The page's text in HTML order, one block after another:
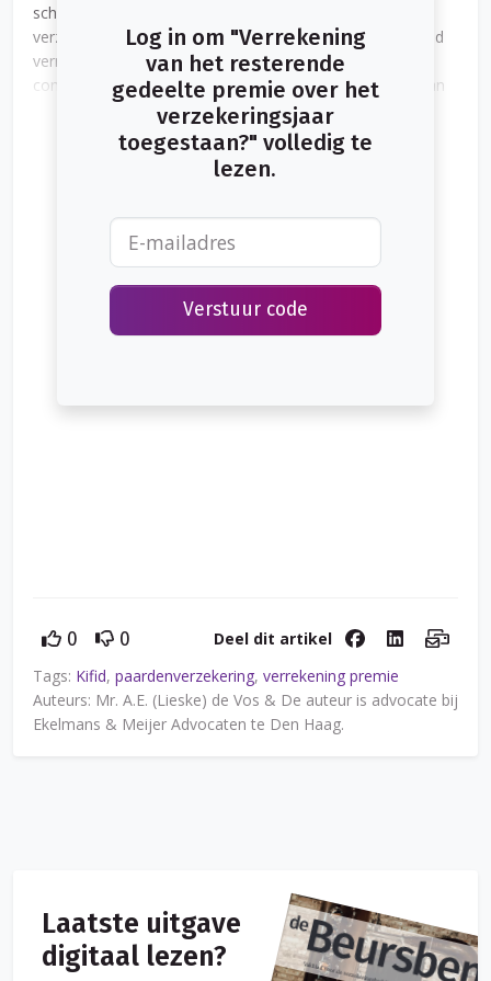
schadevergoeding uitgekeerd van 90 procent van het
verzekerd bedrag in verband met blijvende ongeschiktheid
verminderd met de restwaarde euthanasie. Verder is de
consument erover geïnformeerd dat, omdat sprake is van
totaal verlies, de resterende jaarpremie tot 8 februari 2021
in mindering wordt gebracht op de uitkering.
Log in om "Verrekening
van het resterende
gedeelte premie over het
verzekeringsjaar
toegestaan?" volledig te
lezen.
Verstuur code
0 0
Deel dit artikel
Tags: Kifid, paardenverzekering, verrekening premie
Auteurs: Mr. A.E. (Lieske) de Vos & De auteur is advocate bij
Ekelmans & Meijer Advocaten te Den Haag.
Laatste uitgave
digitaal lezen?